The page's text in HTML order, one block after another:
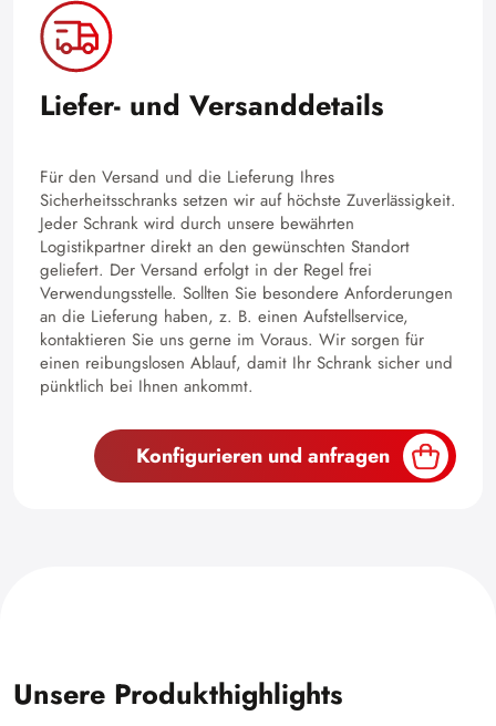
Liefer- und Versanddetails
Für den Versand und die Lieferung Ihres
Sicherheitsschranks setzen wir auf höchste Zuverlässigkeit.
Jeder Schrank wird durch unsere bewährten
Logistikpartner direkt an den gewünschten Standort
geliefert. Der Versand erfolgt in der Regel frei
Verwendungsstelle. Sollten Sie besondere Anforderungen
an die Lieferung haben, z. B. einen Aufstellservice,
kontaktieren Sie uns gerne im Voraus. Wir sorgen für
einen reibungslosen Ablauf, damit Ihr Schrank sicher und
pünktlich bei Ihnen ankommt.
Konfigurieren und anfragen
Unsere Produkthighlights